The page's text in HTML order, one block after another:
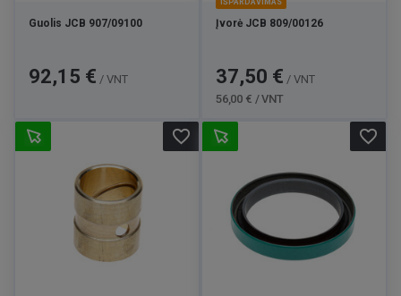
Guolis JCB 907/09100
Kaina
92,15 € / VNT
IŠPARDAVIMAS
Įvorė JCB 809/00126
Kaina
37,50 € / VNT
56,00 € / VNT
favorite_border favorite_border